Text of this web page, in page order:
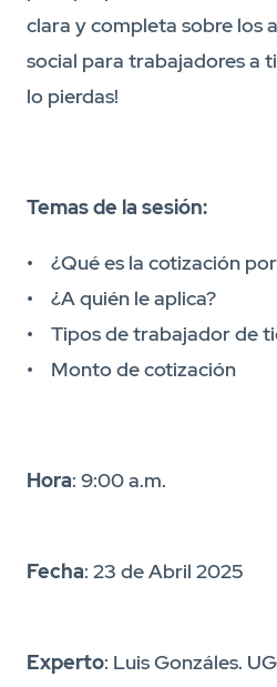
clara y completa sobre los
social para trabajadores a
lo pierdas!
Temas de la sesión:
• ¿Qué es la cotización
• ¿A quién le aplica?
• Tipos de trabajador de
• Monto de cotización
Hora: 9:00 a.m.
Fecha: 23 de Abril 2025
Experto: Luis Gonzáles.